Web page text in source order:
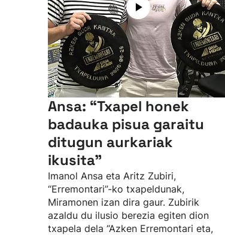
Ansa: “Txapel honek
badauka pisua garaitu
ditugun aurkariak
ikusita”
Imanol Ansa eta Aritz Zubiri,
“Erremontari”-ko txapeldunak,
Miramonen izan dira gaur. Zubirik
azaldu du ilusio berezia egiten dion
txapela dela “Azken Erremontari eta,